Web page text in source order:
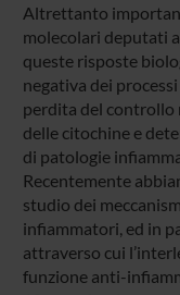
Altrettanto
molecolari deputati
queste risposte
negativa dei
perdita del controllo
delle citochine e
di patologie
Recentemente
studio dei
infiammatori, ed in
attraverso cui
funzione anti-